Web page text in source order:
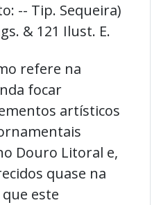
-- Tip. Sequeira)
& 121 Ilust. E.
refere na
focar
artísticos
Douro Litoral e,
quase na
este